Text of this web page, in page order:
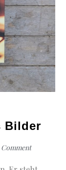
Bilder
Comment